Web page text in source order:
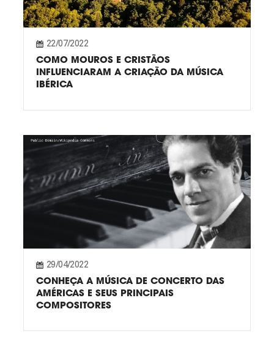
22/07/2022
COMO MOUROS E CRISTÃOS
INFLUENCIARAM A CRIAÇÃO DA MÚSICA
IBÉRICA
29/04/2022
CONHEÇA A MÚSICA DE CONCERTO DAS
AMÉRICAS E SEUS PRINCIPAIS
COMPOSITORES